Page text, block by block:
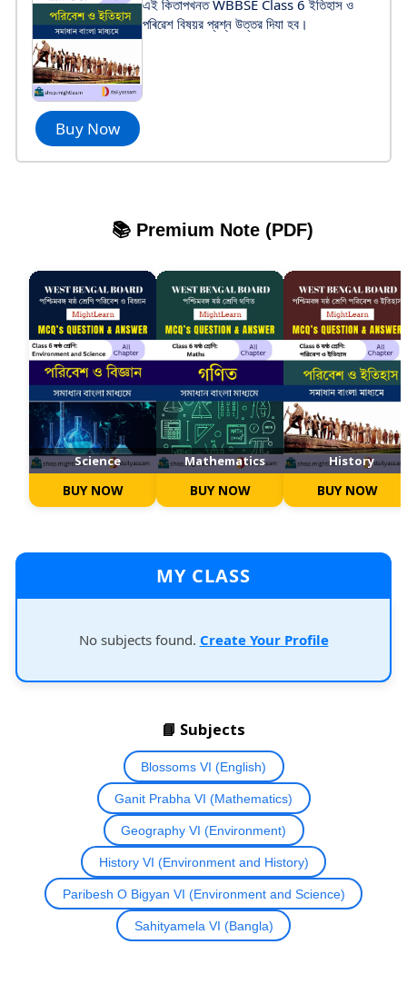
Buy Now
এই কিতাপখনত WBBSE Class 6 ইতিহাস ও
পৰিৱেশ বিষয়র প্রশ্ন উত্তর দিযা হব।
📚 Premium Note (PDF)
Science
BUY NOW
Mathematics
BUY NOW
History
BUY NOW
MY CLASS
No subjects found. Create Your Profile
📘 Subjects
Blossoms VI (English)
Ganit Prabha VI (Mathematics)
Geography VI (Environment)
History VI (Environment and History)
Paribesh O Bigyan VI (Environment and Science)
Sahityamela VI (Bangla)